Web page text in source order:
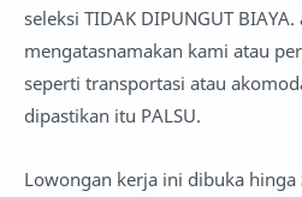
seleksi TIDAK DIPUNGUT
mengatasnamakan kami atau
seperti transportasi atau
dipastikan itu PALSU.
Lowongan kerja ini dibuka hinga